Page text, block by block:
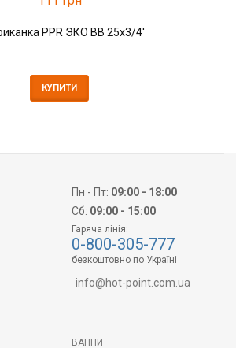
PPR ЭКО ВВ 25x3/4'
КУПИТИ
Пн - Пт: 09:00 - 18:00
Сб: 09:00 - 15:00
Гаряча лінія:
0-800-305-777
безкоштовно по Україні
info@hot-point.com.ua
ВАННИ